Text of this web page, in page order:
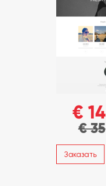
€ 14
€ 35
Заказать